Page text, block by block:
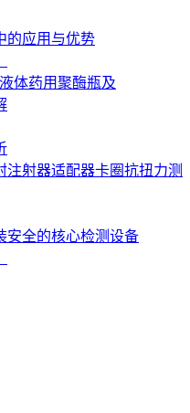
的应用与优势
体药用聚酶瓶及
射器适配器卡圈抗扭力测
全的核心检测设备